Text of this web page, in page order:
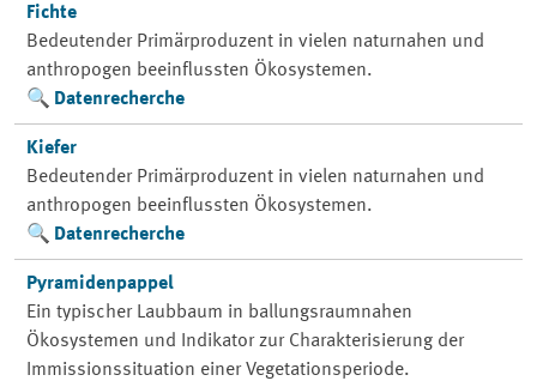
Fichte
Bedeutender Primärproduzent in vielen naturnahen und
anthropogen beeinflussten Ökosystemen.
Datenrecherche
Kiefer
Bedeutender Primärproduzent in vielen naturnahen und
anthropogen beeinflussten Ökosystemen.
Datenrecherche
Pyramidenpappel
Ein typischer Laubbaum in ballungsraumnahen
Ökosystemen und Indikator zur Charakterisierung der
Immissionssituation einer Vegetationsperiode.